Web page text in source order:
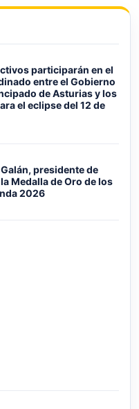
participarán en el
entre el Gobierno
de Asturias y los
el eclipse del 12 de
presidente de
Medalla de Oro de los
2026